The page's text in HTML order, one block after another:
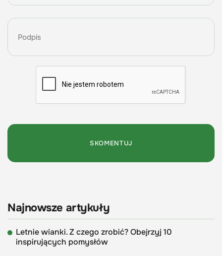
Najnowsze artykuły
Letnie wianki. Z czego zrobić? Obejrzyj 10
inspirujących pomysłów